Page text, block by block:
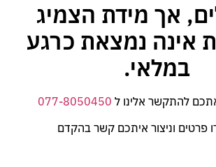
בחר
אך מידת הצמיג
אינה נמצאת כרגע
במלאי.
להתקשר אלינו ל 077-8050450
פרטים וניצור איתכם קשר בהקדם